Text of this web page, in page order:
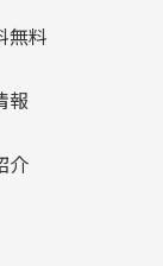
無料
報
介